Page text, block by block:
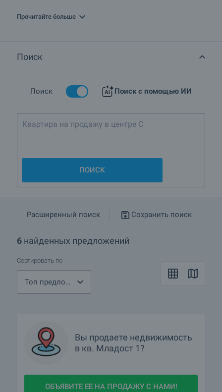
Есть ли в кв.Младост 1, г.София объекты по
Подробнее о София
Прочитайте больше
Поиск
Поиск Поиск с помощью ИИ
Квартира на продажу в центре Софии
ПОИСК
Расширенный поиск Сохранить поиск
6 найденных предложений
Сортировать по
Топ предложения
Вы продаете недвижимость
в кв. Младост 1?
ОБЪЯВИТЕ ЕЕ НА ПРОДАЖУ С НАМИ!